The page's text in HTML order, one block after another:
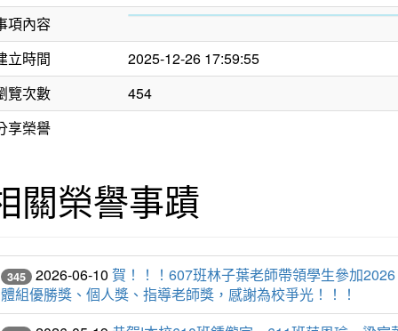
項內容
立時間
2025-12-26 17:59:55
覽次數
454
享榮譽
關榮譽事蹟
345 2026-06-10 賀！！！607班林子葉老師帶領學生參加
體組優勝獎、個人獎、指導老師獎，感謝為校爭光！！！